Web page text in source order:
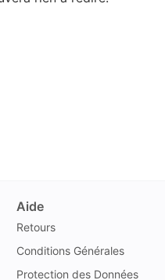
Aide
Retours
Conditions Générales
Protection des Données